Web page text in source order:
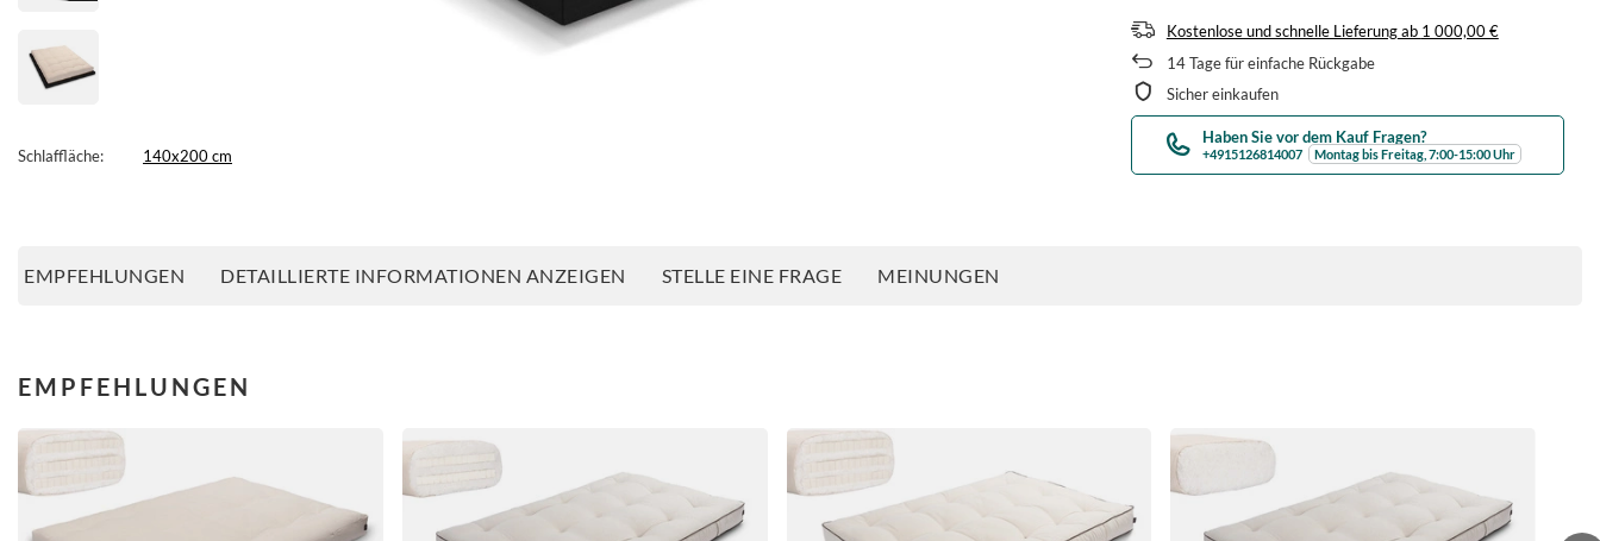
Schlaffläche 140x200 cm
Kostenlose und schnelle Lieferungab 1 000,00 €
14Tage für einfache Rückgabe
Sicher einkaufen
Haben Sie vor dem Kauf Fragen?
+4915126814007 Montag bis Freitag, 7:00-15:00 Uhr
EMPFEHLUNGEN DETAILLIERTE INFORMATIONEN ANZEIGEN STELLE EINE FRAGE MEINUNGEN
EMPFEHLUNGEN